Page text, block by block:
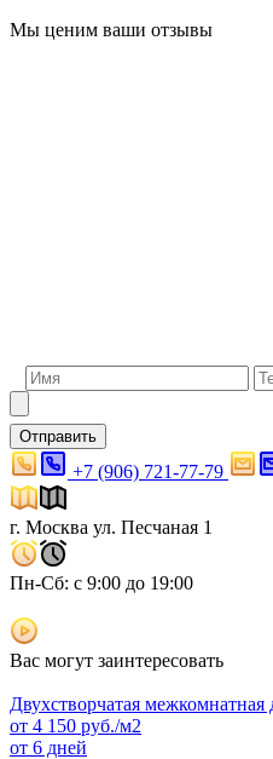
Мы ценим ваши отзывы
Отправить
+7 (906) 721-77-79
г. Москва ул. Песчаная 1
Пн-Сб: с 9:00 до 19:00
Вас могут заинтересовать
Двухстворчатая межкомнатная
от 4 150 руб./м2
от 6 дней